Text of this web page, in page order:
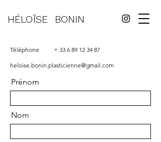
HÉLOÏSE BONIN
Téléphone + 33 6 89 12 34 87
heloise.bonin.plasticienne@gmail.com
Prénom
Nom